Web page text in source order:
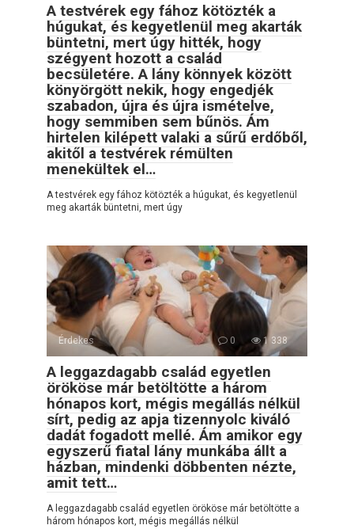
A testvérek egy fához kötözték a
húgukat, és kegyetlenül meg akarták
büntetni, mert úgy hitték, hogy
szégyent hozott a család
becsületére. A lány könnyek között
könyörgött nekik, hogy engedjék
szabadon, újra és újra ismételve,
hogy semmiben sem bűnös. Ám
hirtelen kilépett valaki a sűrű erdőből,
akitől a testvérek rémülten
menekültek el…
A testvérek egy fához kötözték a húgukat, és kegyetlenül
meg akarták büntetni, mert úgy
Érdekes 0 1 338
A leggazdagabb család egyetlen
örököse már betöltötte a három
hónapos kort, mégis megállás nélkül
sírt, pedig az apja tizennyolc kiváló
dadát fogadott mellé. Ám amikor egy
egyszerű fiatal lány munkába állt a
házban, mindenki döbbenten nézte,
amit tett…
A leggazdagabb család egyetlen örököse már betöltötte a
három hónapos kort, mégis megállás nélkül